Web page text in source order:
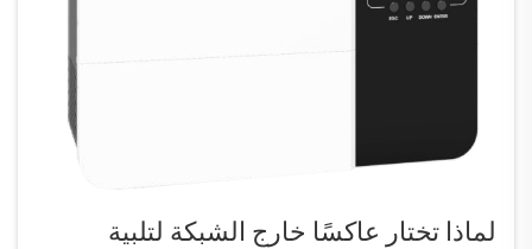
لماذا تختار عاكسًا خارج الشبكة لتلبية